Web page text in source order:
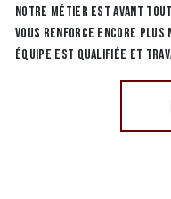
Notre métier est avant
vous renforce encore
équipe est qualifiée et